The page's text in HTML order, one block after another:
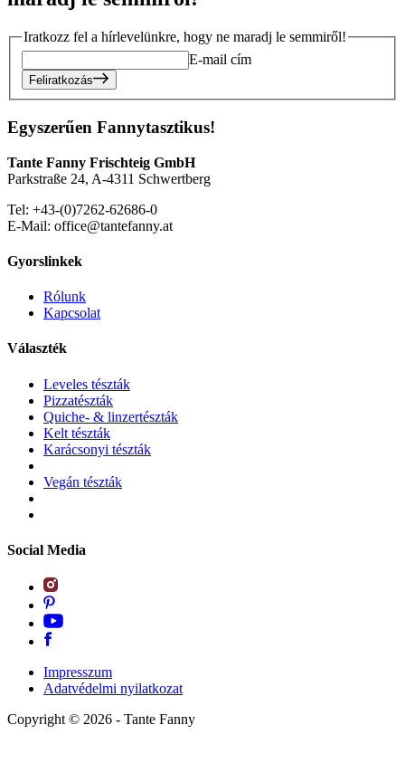
Iratkozz fel a hírlevelünkre, hogy ne maradj le semmiről!
E-mail cím
Feliratkozás
Egyszerűen Fannytasztikus!
Tante Fanny Frischteig GmbH
Parkstraße 24, A-4311 Schwertberg
Tel: +43-(0)7262-62686-0
E-Mail: office@tantefanny.at
Gyorslinkek
Rólunk
Kapcsolat
Választék
Leveles tészták
Pizzatészták
Quiche- & linzertészták
Kelt tészták
Karácsonyi tészták
Vegán tészták
Social Media
Impresszum
Adatvédelmi nyilatkozat
Copyright © 2026 - Tante Fanny